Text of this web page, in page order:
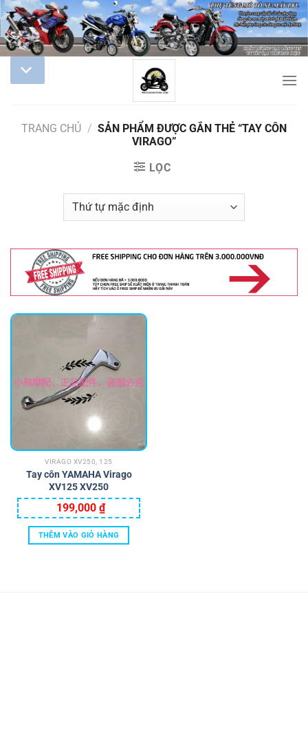
TRANG CHỦ / SẢN PHẨM ĐƯỢC GẮN THẺ “TAY CÔN
VIRAGO”
LỌC
VIRAGO XV250, 125
Tay côn YAMAHA Virago
XV125 XV250
199,000 ₫
THÊM VÀO GIỎ HÀNG